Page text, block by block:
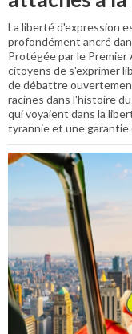
La liberté d'expression
profondément ancré
Protégée par le
citoyens de s'exprimer
de débattre
racines dans l'histoire
qui voyaient dans la
tyrannie et une garantie